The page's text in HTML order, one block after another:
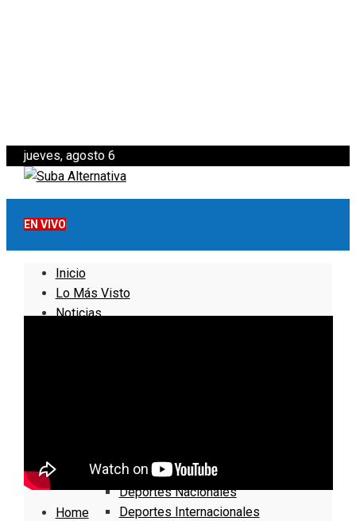
jueves, agosto 6
EN VIVO
Inicio
Lo Más Visto
Noticias
Deportes Locales
Deportes Nacionales
Deportes Internacionales
Home